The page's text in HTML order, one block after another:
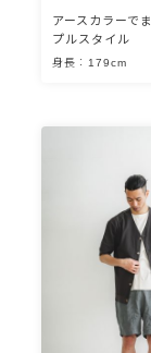
アースカラーで
プルスタイル
身長：179cm